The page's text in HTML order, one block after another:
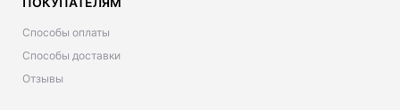
Способы оплаты
Способы доставки
Отзывы